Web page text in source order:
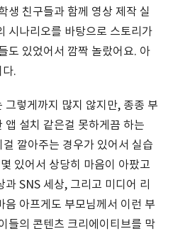
생 친구들과 함께 영상 제작 실
시나리오를 바탕으로 스토리가
도 있었어서 깜짝 놀랐어요. 아
.
그렇게까지 많지 않지만, 종종 부
앱 설치 같은걸 못하게끔 하는
깔아주는 경우가 있어서 실습
있어서 상당히 마음이 아팠고
SNS 세상, 그리고 미디어 리
음 아프게도 부모님께서 이런 부
들의 콘텐츠 크리에이티브를 막